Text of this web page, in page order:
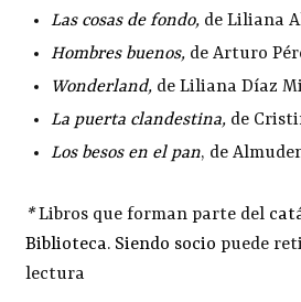
Las cosas de fondo, de Liliana
Hombres buenos, de Arturo
Wonderland, de Liliana Díaz
La puerta clandestina, de
Los besos en el pan, de
*Libros que forman parte del
Biblioteca. Siendo socio puede
lectura